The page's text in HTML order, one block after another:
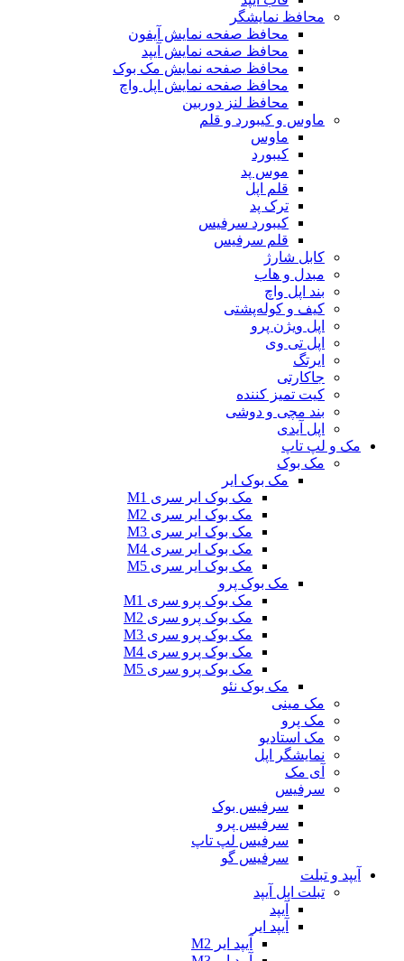
محافظ نمایشگر
محافظ صفحه نمایش آیفون
محافظ صفحه نمایش آیپد
محافظ صفحه نمایش مک بوک
محافظ صفحه نمایش اپل واچ
محافظ لنز دوربین
ماوس و کیبورد و قلم
ماوس
کیبورد
موس پد
قلم اپل
ترک پد
کیبورد سرفیس
قلم سرفیس
کابل شارژ
مبدل و هاب
بند اپل واچ
کیف و کوله‌پشتی
اپل ویژن پرو
اپل تی وی
ایرتگ
جاکارتی
کیت تمیز کننده
بند مچی و دوشی
اپل آیدی
مک و لپ‌ تاپ
مک بوک
مک بوک ایر
مک بوک ایر سری M1
مک بوک ایر سری M2
مک بوک ایر سری M3
مک بوک ایر سری M4
مک بوک ایر سری M5
مک بوک پرو
مک بوک پرو سری M1
مک بوک پرو سری M2
مک بوک پرو سری M3
مک بوک پرو سری M4
مک بوک پرو سری M5
مک بوک نئو
مک مینی
مک پرو
مک استادیو
نمایشگر اپل
آی مک
سرفیس
سرفیس بوک
سرفیس پرو
سرفیس لپ تاپ
سرفیس گو
آیپد و تبلت
تبلت اپل آیپد
آیپد
آیپد ایر
آیپد ایر M2